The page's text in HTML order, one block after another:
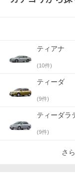
ティアナ
(10件)
ティーダ
(9件)
ティーダラ
(9件)
さ